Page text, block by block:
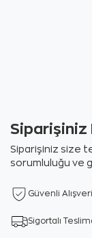
Siparişiniz
Siparişiniz size
sorumluluğu ve
Güvenli
Sigortalı